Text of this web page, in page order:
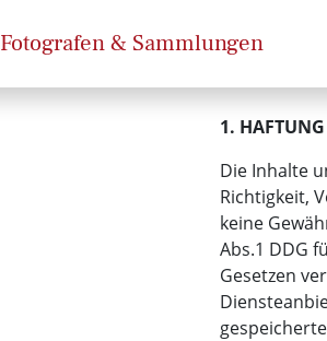
Fotografen & Sammlungen
1.
Die Inhalte
Richtigkeit,
keine
Abs.1 DDG
Gesetzen